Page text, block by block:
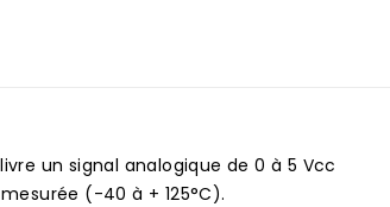
un signal analogique de 0 à 5 Vcc
(-40 à + 125°C).